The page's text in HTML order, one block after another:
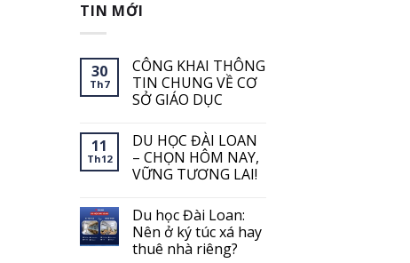
TIN MỚI
30
Th7
CÔNG KHAI THÔNG
TIN CHUNG VỀ CƠ
SỞ GIÁO DỤC
bình
luận
ở
CÔNG
TIN
CHUNG
VỀ
CƠ
SỞ
11
Th12
DU HỌC ĐÀI LOAN
– CHỌN HÔM NAY,
VỮNG TƯƠNG LAI!
bình
luận
ở
DU
Du học Đài Loan:
Nên ở ký túc xá hay
thuê nhà riêng?